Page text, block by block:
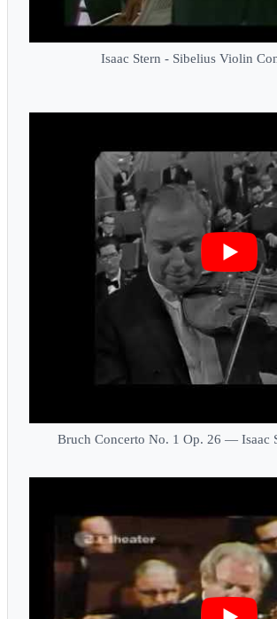
Isaac Stern - Sibelius Violin
Bruch Concerto No. 1 Op. 26 — Isaac